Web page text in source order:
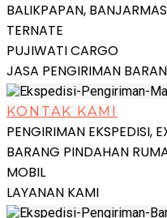
BALIKPAPAN,
TERNATE
PUJIWATI CARGO
JASA PENGIRIMAN
KONTAK KAMI
PENGIRIMAN EKSPEDISI,
BARANG PINDAHAN
MOBIL
LAYANAN KAMI